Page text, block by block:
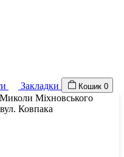
Закладки Кошик 0
Міхновського
Ковпака